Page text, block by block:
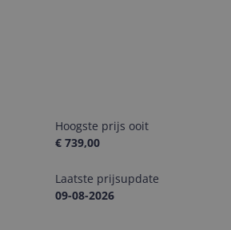
Hoogste prijs ooit
€ 739,00
Laatste prijsupdate
09-08-2026